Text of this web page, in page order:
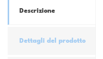
Descrizione
Dettagli del prodotto